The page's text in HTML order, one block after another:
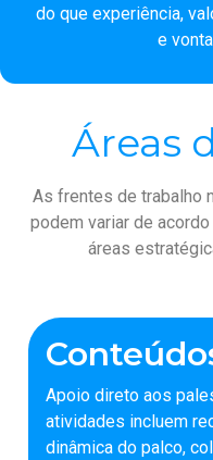
do que experiência,
e
Áreas
As frentes de trabalho
podem variar de
áreas
Apoio direto aos
atividades incluem
dinâmica do palco,